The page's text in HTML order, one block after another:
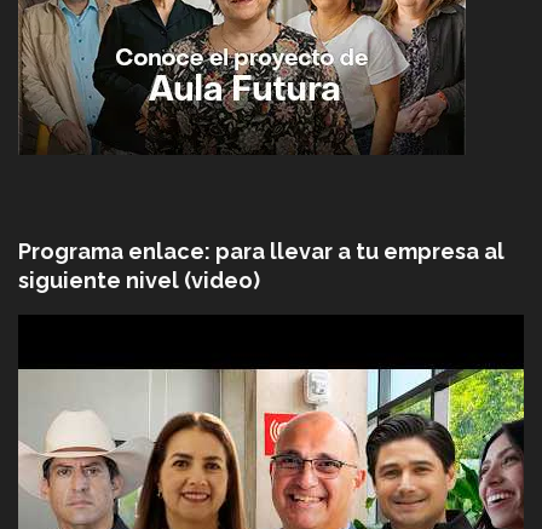
Programa enlace: para llevar a tu empresa al
siguiente nivel (video)